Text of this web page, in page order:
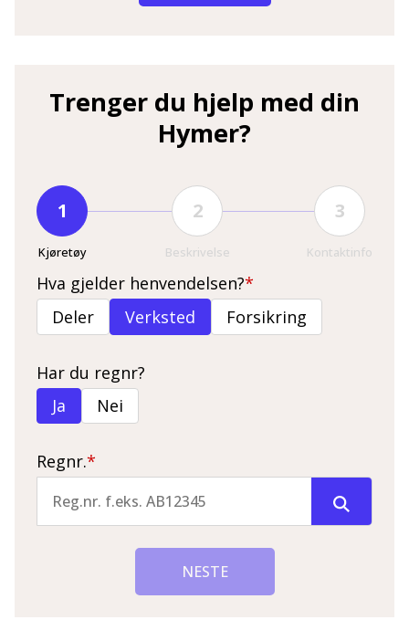
Trenger du hjelp med din
Hymer?
Hva gjelder henvendelsen?
Deler
Verksted Forsikring
Har du regnr?
Ja
Nei
Regnr.
NESTE
1
Kjøretøy
2
Beskrivelse
3
Kontaktinfo